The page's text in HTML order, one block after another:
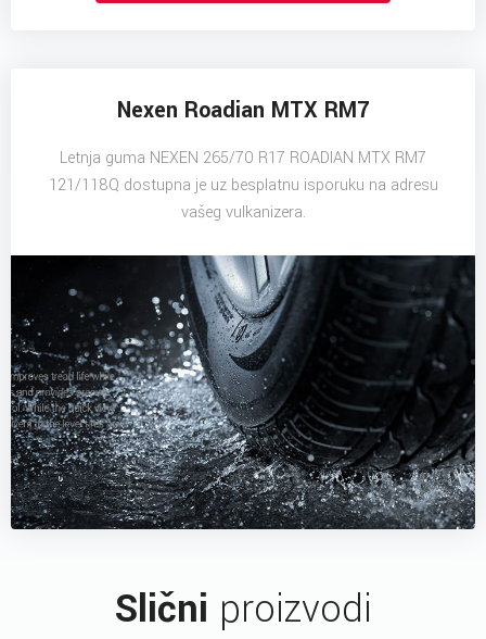
Nexen Roadian MTX RM7
Letnja guma NEXEN 265/70 R17 ROADIAN MTX RM7
121/118Q dostupna je uz besplatnu isporuku na adresu
vašeg vulkanizera.
Slični proizvodi